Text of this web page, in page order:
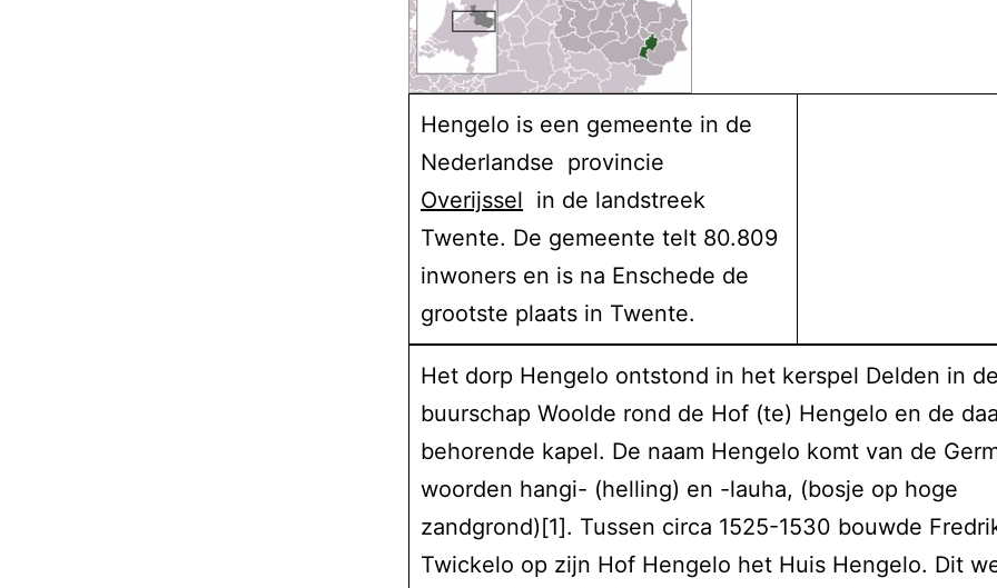
Hengelo is een gemeente in de
Nederlandse provincie
Overijssel in de landstreek
Twente. De gemeente telt 80.809
inwoners en is na Enschede de
grootste plaats in Twente.
Het dorp Hengelo ontstond in het kerspel Delden in de
buurschap Woolde rond de Hof (te) Hengelo en de
behorende kapel. De naam Hengelo komt van de
woorden hangi- (helling) en -lauha, (bosje op hoge
zandgrond)[1]. Tussen circa 1525-1530 bouwde
Twickelo op zijn Hof Hengelo het Huis Hengelo. Dit